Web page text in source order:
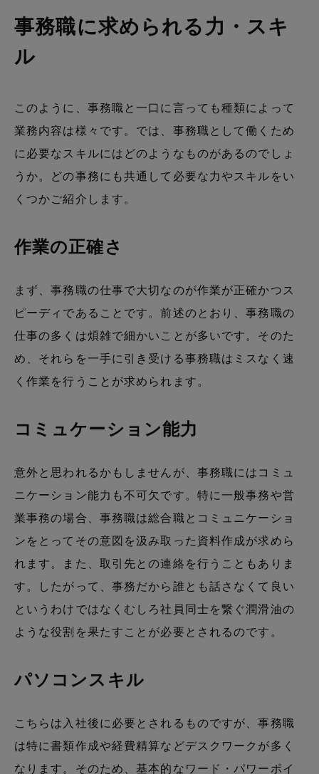
事務職に求められる力・スキ
ル
このように、事務職と一口に言っても種類によって
業務内容は様々です。では、事務職として働くため
に必要なスキルにはどのようなものがあるのでしょ
うか。どの事務にも共通して必要な力やスキルをい
くつかご紹介します。
作業の正確さ
まず、事務職の仕事で大切なのが作業が正確かつス
ピーディであることです。前述のとおり、事務職の
仕事の多くは煩雑で細かいことが多いです。そのた
め、それらを一手に引き受ける事務職はミスなく速
く作業を行うことが求められます。
コミュケーション能力
意外と思われるかもしませんが、事務職にはコミュ
ニケーション能力も不可欠です。特に一般事務や営
業事務の場合、事務職は総合職とコミュニケーショ
ンをとってその意図を汲み取った資料作成が求めら
れます。また、取引先との連絡を行うこともありま
す。したがって、事務だから誰とも話さなくて良い
というわけではなくむしろ社員同士を繋ぐ潤滑油の
ような役割を果たすことが必要とされるのです。
パソコンスキル
こちらは入社後に必要とされるものですが、事務職
は特に書類作成や経費精算などデスクワークが多く
なります。そのため、基本的なワード・パワーポイ